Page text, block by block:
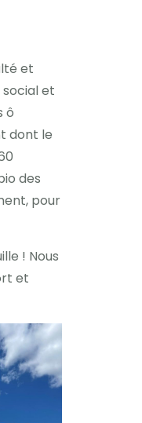
et
et
ô
dont le
des
pour
! Nous
et